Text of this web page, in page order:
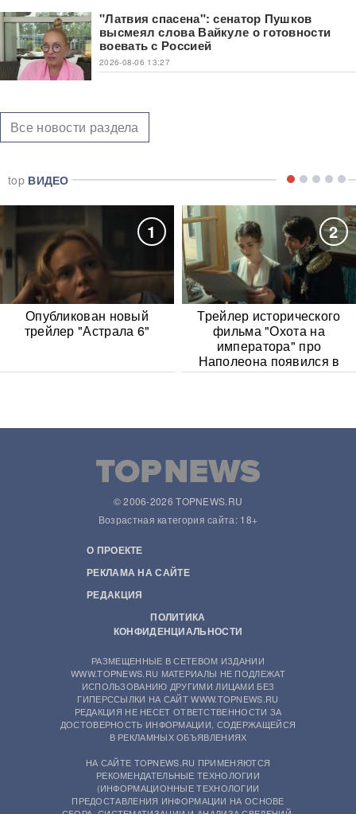
"Латвия спасена": сенатор Пушков
высмеял слова Вайкуле о готовности
воевать с Россией
2026-08-06 13:27
Все новости раздела
top ВИДЕО
1
Опубликован новый
трейлер "Астрала 6"
2
Трейлер исторического
фильма "Охота на
императора" про
Наполеона появился в
Сети
© 2006-2026 TOPNEWS.RU
Возрастная категория сайта: 18+
О ПРОЕКТЕ
РЕКЛАМА НА САЙТЕ
РЕДАКЦИЯ
ПОЛИТИКА
КОНФИДЕНЦИАЛЬНОСТИ
РАЗМЕЩЕННЫЕ В СЕТЕВОМ ИЗДАНИИ
WWW.TOPNEWS.RU МАТЕРИАЛЫ НЕ ПОДЛЕЖАТ
ИСПОЛЬЗОВАНИЮ ДРУГИМИ ЛИЦАМИ БЕЗ
ГИПЕРССЫЛКИ НА САЙТ WWW.TOPNEWS.RU
РЕДАКЦИЯ НЕ НЕСЕТ ОТВЕТСТВЕННОСТИ ЗА
ДОСТОВЕРНОСТЬ ИНФОРМАЦИИ, СОДЕРЖАЩЕЙСЯ
В РЕКЛАМНЫХ ОБЪЯВЛЕНИЯХ
НА САЙТЕ TOPNEWS.RU ПРИМЕНЯЮТСЯ
РЕКОМЕНДАТЕЛЬНЫЕ ТЕХНОЛОГИИ
(ИНФОРМАЦИОННЫЕ ТЕХНОЛОГИИ
ПРЕДОСТАВЛЕНИЯ ИНФОРМАЦИИ НА ОСНОВЕ